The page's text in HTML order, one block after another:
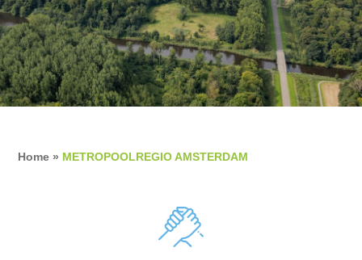
Home » METROPOOLREGIO AMSTERDAM